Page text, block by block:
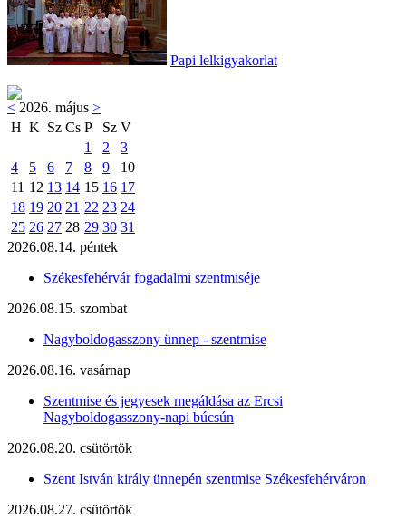
Papi lelkigyakorlat
< 2026. május >
H K Sz Cs P Sz V
1
2
3
4
5 6 7 8 9
10
11 12 13 14 15 16 17
18 19 20 21 22 23 24
25 26 27 28 29 30 31
2026.08.14. péntek
Székesfehérvár fogadalmi szentmiséje
2026.08.15. szombat
Nagyboldogasszony ünnep - szentmise
2026.08.16. vasárnap
Szentmise és jegyesek megáldása az Ercsi
Nagyboldogasszony-napi búcsún
2026.08.20. csütörtök
Szent István király ünnepén szentmise Székesfehérváron
2026.08.27. csütörtök